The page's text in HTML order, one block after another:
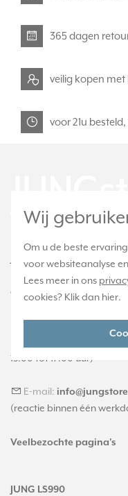
Wij
Om u de beste
voor websiteanalyse
Lees meer in ons
cookies? Klik dan hier.
365 dagen
veilig kopen
voor 21u
JUNGstore.nl is onderdeel
International B.V. en geen
onderdeel van Albrecht
(maandag t/m vrijdag,
13:00 tot 17:00 uur)
E-mail:
(reactie binnen één
Veelbezochte pagina's
JUNG LS990